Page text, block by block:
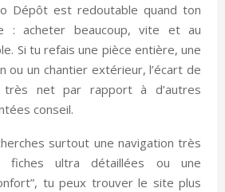
Dépôt est redoutable quand ton
: acheter beaucoup, vite et au
Si tu refais une pièce entière, une
ou un chantier extérieur, l’écart de
net par rapport à d’autres
conseil.
surtout une navigation très
fiches ultra détaillées ou une
tu peux trouver le site plus